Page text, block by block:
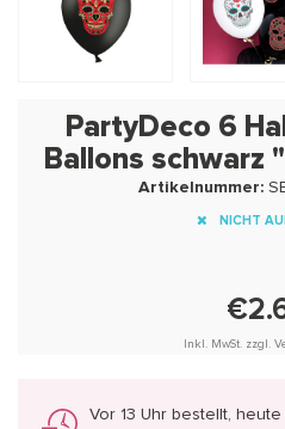
PartyDeco 6
Ballons schwarz
Artikelnummer:
NICHT
Inkl. MwSt. zzgl.
Vor 13 Uhr bestellt, heute